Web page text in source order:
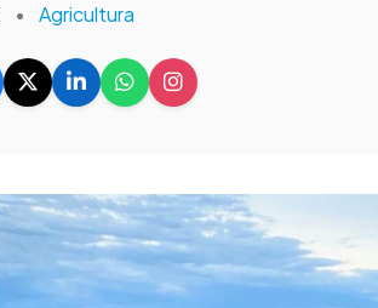
• Agricultura